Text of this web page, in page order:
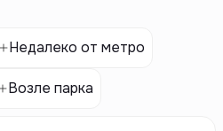
Недалеко от метро
Возле парка